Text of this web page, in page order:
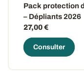
Pack protection
– Dépliants 2026
27,00 €
Consulter